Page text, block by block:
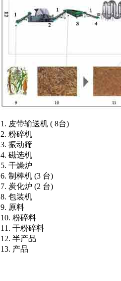
1. 皮带输送机 ( 8台)
2. 粉碎机
3. 振动筛
4. 磁选机
5. 干燥炉
6. 制棒机 (3 台)
7. 炭化炉 (2 台)
8. 包装机
9. 原料
10. 粉碎料
11. 干粉碎料
12. 半产品
13. 产品